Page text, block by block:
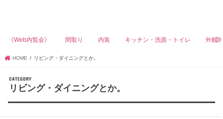
《Web内覧会》 間取り 内装 キッチン・洗面・トイレ 外観
HOME リビング・ダイニングとか。
リビング・ダイニングとか。